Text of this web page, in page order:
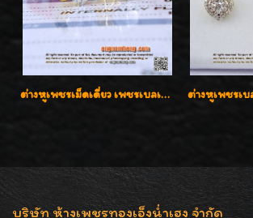
ต่างหูเพชรเม็ดเดี่ยว เพชรเบลเยี่ยมคัท น้ำ 96 H-Color/IF & VVS2/3EX น้ำหนักเพชรรวม 1.83 กะรัต พร้อมใบเซอร์ LAB GIA & HRD เพชรสวยปิ๊ง ราคาขายส่งค่ะ
บริษัท ห้างเพชรทองเอ็งน่ำเฮง จำกัด